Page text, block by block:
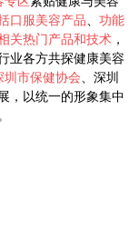
口服美容产品
功能
关热门产品和技术 ，
业各方共探健康美容
圳市保健协会 、深圳
，以统一的形象集中